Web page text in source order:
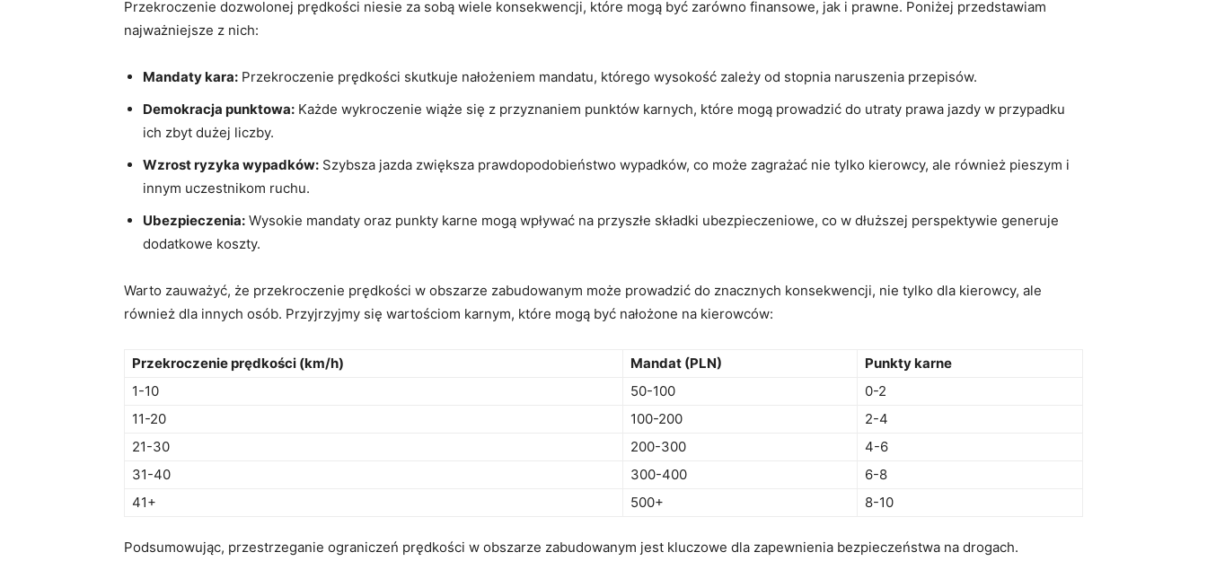
Przekroczenie dozwolonej prędkości niesie za sobą wiele konsekwencji, które mogą być zarówno finansowe, ⁤jak i prawne. Poniżej przedstawiam
najważniejsze z nich:
Mandaty ⁣kara: ⁣Przekroczenie prędkości skutkuje nałożeniem mandatu, którego wysokość zależy od stopnia naruszenia przepisów.
Demokracja punktowa: Każde wykroczenie wiąże się z ⁢przyznaniem punktów karnych,​ które mogą prowadzić do utraty prawa jazdy ​w przypadku
ich zbyt dużej liczby.
Wzrost ryzyka wypadków: Szybsza jazda zwiększa prawdopodobieństwo wypadków, co ⁤może zagrażać nie tylko‍ kierowcy, ale również pieszym i‍
innym uczestnikom ruchu.
Ubezpieczenia: Wysokie mandaty oraz ​punkty karne mogą⁢ wpływać na przyszłe składki ubezpieczeniowe, co w dłuższej perspektywie generuje
dodatkowe koszty.
Warto zauważyć, że przekroczenie prędkości w obszarze zabudowanym może‌ prowadzić do znacznych konsekwencji, nie tylko dla kierowcy, ale
również dla ⁣innych ‌osób. Przyjrzyjmy ‍się wartościom karnym,⁤ które mogą‌ być nałożone na⁢ kierowców:
Przekroczenie prędkości ⁣(km/h) Mandat (PLN)
Punkty karne
1-10
50-100
0-2
11-20
100-200
2-4
21-30
200-300
4-6
31-40
300-400
6-8
41+
500+ 8-10
Podsumowując, przestrzeganie ograniczeń ​prędkości ⁤w⁤ obszarze zabudowanym jest kluczowe ‌dla zapewnienia bezpieczeństwa na drogach.